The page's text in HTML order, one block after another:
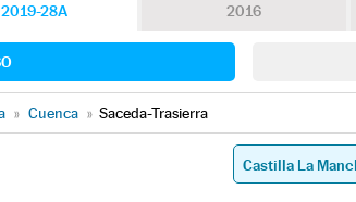
2019-28A 2016
» Cuenca » Saceda-Trasierra